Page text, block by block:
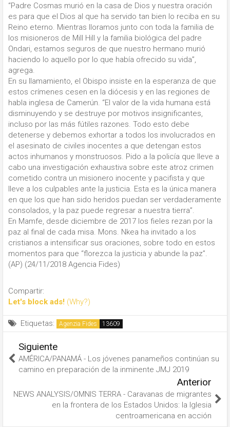
“Padre Cosmas murió en la casa de Dios y nuestra oración
es para que el Dios al que ha servido tan bien lo reciba en su
Reino eterno. Mientras lloramos junto con toda la familia de
los misioneros de Mill Hill y la familia biológica del padre
Ondari, estamos seguros de que nuestro hermano murió
haciendo lo aquello por lo que había ofrecido su vida”,
agrega.
En su llamamiento, el Obispo insiste en la esperanza de que
estos crímenes cesen en la diócesis y en las regiones de
habla inglesa de Camerún. “El valor de la vida humana está
disminuyendo y se destruye por motivos insignificantes,
incluso por las más fútiles razones. Todo esto debe
detenerse y debemos exhortar a todos los involucrados en
el asesinato de civiles inocentes a que detengan estos
actos inhumanos y monstruosos. Pido a la policía que lleve a
cabo una investigación exhaustiva sobre este atroz crimen
cometido contra un misionero inocente y pacifista y que
lleve a los culpables ante la justicia. Esta es la única manera
en que los que han sido heridos puedan ser verdaderamente
consolados, y la paz puede regresar a nuestra tierra”.
En Mamfe, desde diciembre de 2017 los fieles rezan por la
paz al final de cada misa. Mons. Nkea ha invitado a los
cristianos a intensificar sus oraciones, sobre todo en estos
momentos para que “florezca la justicia y abunde la paz”.
(AP) (24/11/2018 Agencia Fides)
Compartir:
Let's block ads! (Why?)
Etiquetas: Agenzia Fides
Siguiente
AMÉRICA/PANAMÁ - Los jóvenes panameños continúan su
camino en preparación de la inminente JMJ 2019
Anterior
NEWS ANALYSIS/OMNIS TERRA - Caravanas de migrantes
en la frontera de los Estados Unidos: la Iglesia
centroamericana en acción